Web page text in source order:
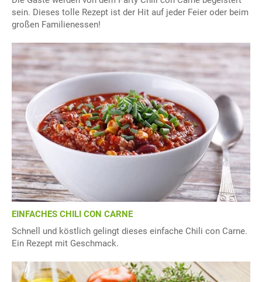
sein. Dieses tolle Rezept ist der Hit auf jeder Feier oder beim
großen Familienessen!
EINFACHES CHILI CON CARNE
Schnell und köstlich gelingt dieses einfache Chili con Carne.
Ein Rezept mit Geschmack.